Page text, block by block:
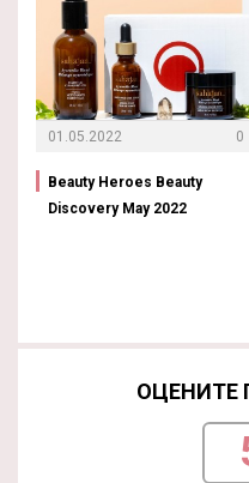
01.05.2022 0
Beauty Heroes Beauty
Discovery May 2022
ОЦЕНИТЕ